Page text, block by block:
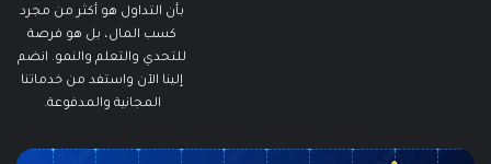
بأن التداول هو أكثر من مجرد
كسب المال، بل هو فرصة
للتحدي والتعلم والنمو. انضم
إلينا الآن واستفد من خدماتنا
المجانية والمدفوعة.
ما